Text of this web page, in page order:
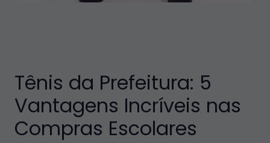
Tênis da Prefeitura: 5
Vantagens Incríveis nas
Compras Escolares